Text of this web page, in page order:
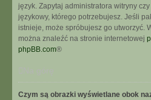
język. Zapytaj administratora witryny
językowy, którego potrzebujesz. Jeśli
istnieje, może spróbujesz go utworzyć.
można znaleźć na stronie internetowej
phpBB.com®
Czym są obrazki wyświetlane obok